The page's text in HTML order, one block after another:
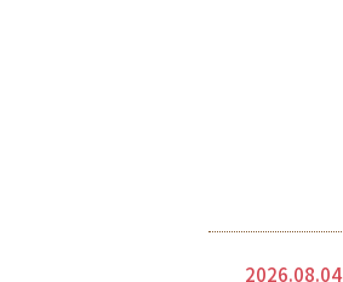
2026.08.04